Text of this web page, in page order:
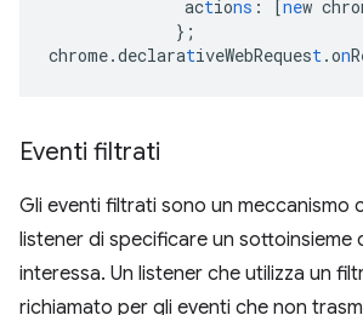
actions : [new
} ;
chrome.declarativeWebRequest .on
Eventi filtrati
Gli eventi filtrati sono un meccanismo
listener di specificare un sottoinsieme
interessa. Un listener che utilizza un
richiamato per gli eventi che non